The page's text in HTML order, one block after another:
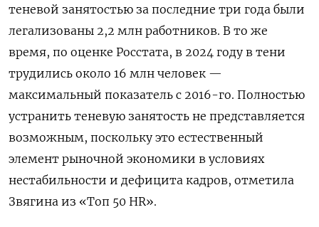
теневой занятостью за последние три года были
легализованы 2,2 млн работников. В то же
время, по оценке Росстата, в 2024 году в тени
трудились около 16 млн человек —
максимальный показатель с 2016-го. Полностью
устранить теневую занятость не представляется
возможным, поскольку это естественный
элемент рыночной экономики в условиях
нестабильности и дефицита кадров, отметила
Звягина из «Топ 50 HR».